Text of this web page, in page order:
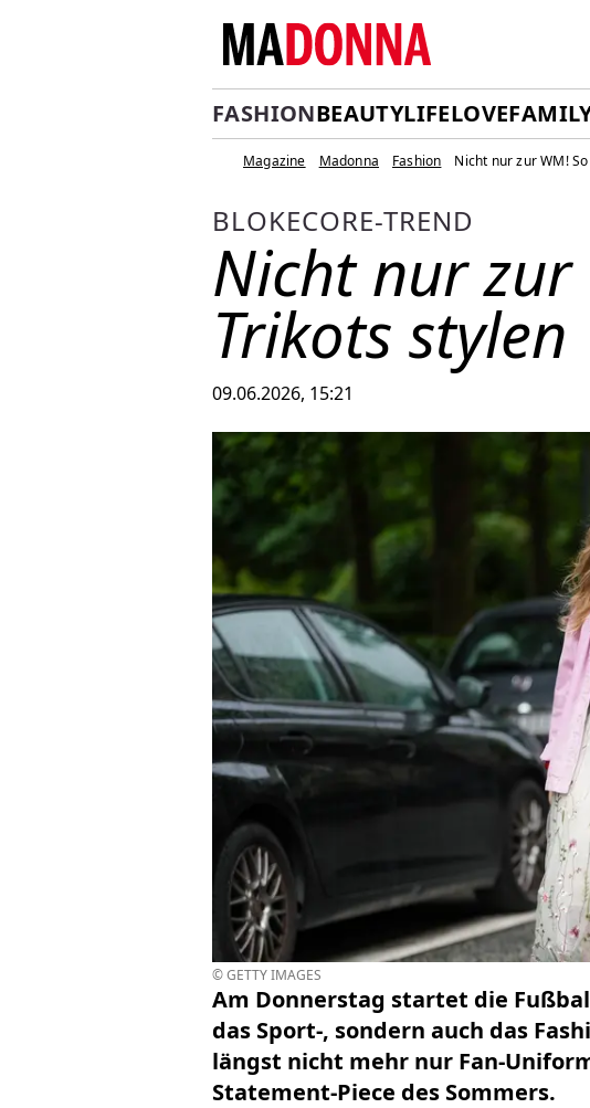
FASHIONBEAUTYLIFELOVE
Magazine Madonna Fashion Nicht nur zur WM!
BLOKECORE-TREND
Nicht nur zur
Trikots stylen
09.06.2026, 15:21
© GETTY IMAGES
Am Donnerstag startet die
das Sport-, sondern auch das
längst nicht mehr nur Fan-
Statement-Piece des Sommers.